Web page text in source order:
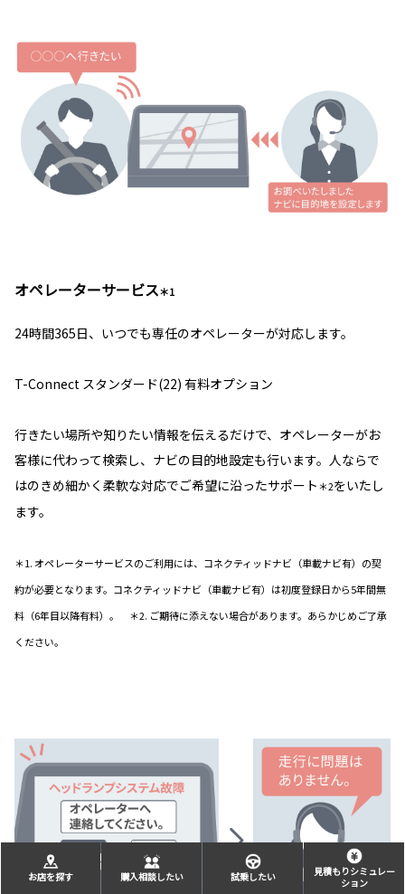
オペレーターサービス＊1
24時間365日、いつでも専任のオペレーターが対応します。
T-Connect スタンダード(22) 有料オプション
行きたい場所や知りたい情報を伝えるだけで、オペレーターがお
客様に代わって検索し、ナビの目的地設定も行います。人ならで
はのきめ細かく柔軟な対応でご希望に沿ったサポート＊2をいたし
ます。
＊1. オペレーターサービスのご利用には、コネクティッドナビ（車載ナビ有）の契
約が必要となります。コネクティッドナビ（車載ナビ有）は初度登録日から5年間無
料（6年目以降有料）。 ＊2. ご期待に添えない場合があります。あらかじめご了承
ください。
お店を探す 購入相談したい 試乗したい
見積もりシミュレー
ション